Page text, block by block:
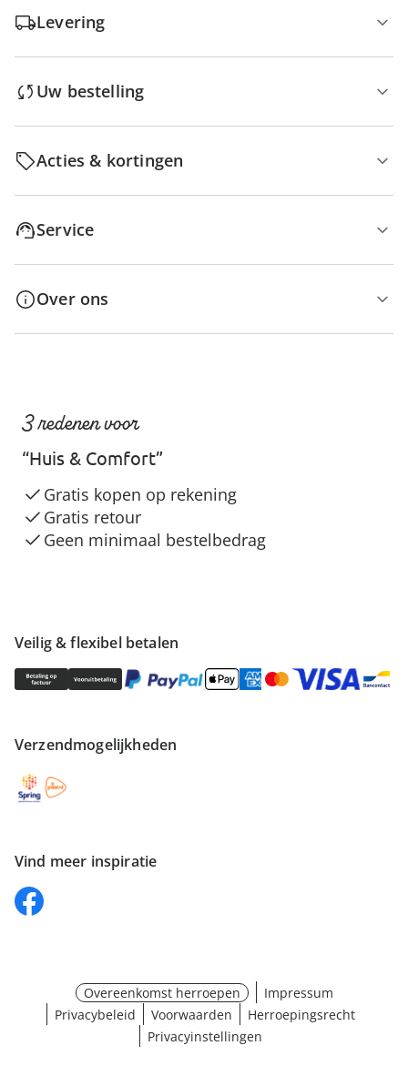
Levering
Uw bestelling
Acties & kortingen
Service
Over ons
Veilig & flexibel betalen
Verzendmogelijkheden
Vind meer inspiratie
3 redenen voor
“Huis & Comfort”
Gratis kopen op rekening
Gratis retour
Geen minimaal bestelbedrag
Overeenkomst herroepen
Impressum
Privacybeleid
Voorwaarden
Herroepingsrecht
Privacyinstellingen